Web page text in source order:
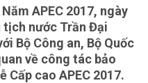
APEC 2017, ngày
tịch nước Trần Đại
Bộ Công an, Bộ Quốc
về công tác bảo
Cấp cao APEC 2017.